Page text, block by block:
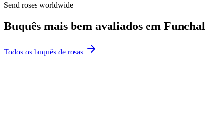
Send roses worldwide
Buquês mais bem avaliados em Funchal
Todos os buquês de rosas